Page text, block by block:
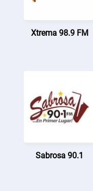
Xtrema 98.9 FM
Sabrosa 90.1